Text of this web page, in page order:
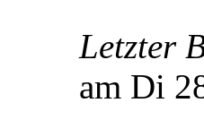
Letzter
am Di